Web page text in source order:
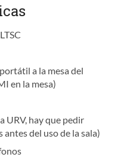
a la mesa del
en la mesa)
URV, hay que pedir
del uso de la sala)